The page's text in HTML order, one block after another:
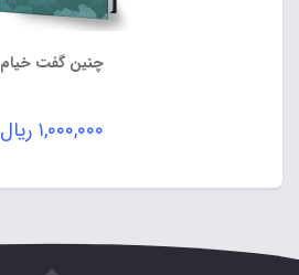
چنین گفت خیام
۱,۰۰۰,۰۰۰ ریال